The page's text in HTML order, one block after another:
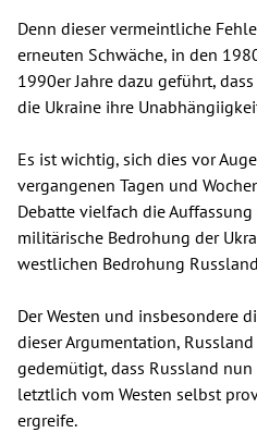
Denn dieser vermeintliche
erneuten Schwäche, in den
1990er Jahre dazu geführt,
die Ukraine ihre
Es ist wichtig, sich dies vor
vergangenen Tagen und
Debatte vielfach die
militärische Bedrohung der
westlichen Bedrohung
Der Westen und insbesondere
dieser Argumentation,
gedemütigt, dass Russland
letztlich vom Westen selbst
ergreife.